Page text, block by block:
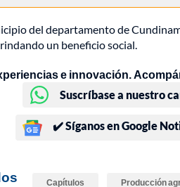
del departamento de
un beneficio social.
e innovación.
Suscríbase a nuestro
✔️ Síganos en Google
Capítulos Producción